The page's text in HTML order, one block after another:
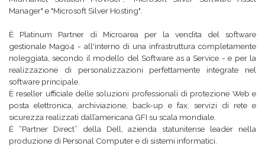
Manager" e "Microsoft Silver Hosting".
È Platinum Partner di Microarea per la vendita del software
gestionale Mago4 - all'interno di una infrastruttura completamente
noleggiata, secondo il modello del Software as a Service - e per la
realizzazione di personalizzazioni perfettamente integrate nel
software principale.
È reseller ufficiale delle soluzioni professionali di protezione Web e
posta elettronica, archiviazione, back-up e fax, servizi di rete e
sicurezza realizzati dall’americana GFI su scala mondiale.
È “Partner Direct” della Dell, azienda statunitense leader nella
produzione di Personal Computer e di sistemi informatici.